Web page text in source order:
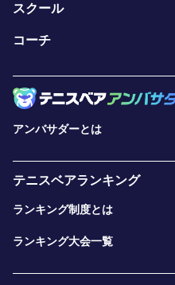
スクール
コーチ
アンバサダーとは
テニスベアランキング
ランキング制度とは
ランキング大会一覧